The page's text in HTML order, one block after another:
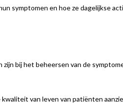
symptomen en hoe ze dagelijkse
bij het beheersen van de
van leven van patiënten